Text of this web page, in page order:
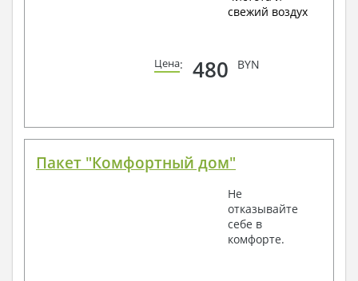
свежий воздух
Цена: 480 BYN
Пакет "Комфортный дом"
Не
отказывайте
себе в
комфорте.